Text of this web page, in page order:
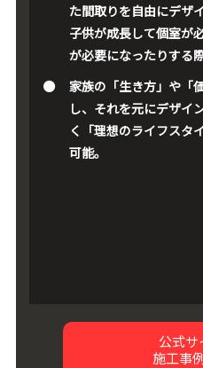
た間取りを自由にデザイ
子供が成長して個室が
が必要になったりする
家族の「生き方」や「
し、それを元にデザイ
く「理想のライフスタ
可能。
公式サ
施工事